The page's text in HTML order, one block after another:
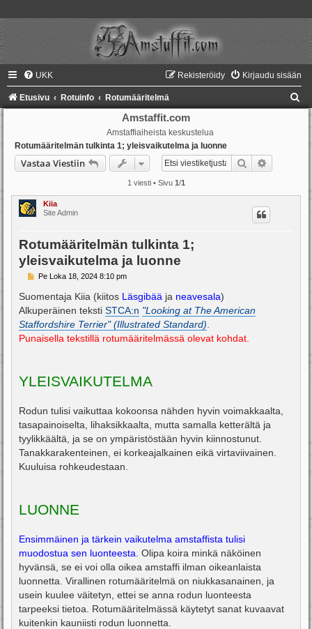
UKK Kirjaudu sisään
Rekisteröidy
Etusivu Rotuinfo Rotumääritelmä
Amstaffit.com
Amstaffiaiheista keskustelua
Rotumääritelmän tulkinta 1; yleisvaikutelma ja luonne
Vastaa Viestiin Etsi
1 viesti • Sivu 1/1
Kiia
Site Admin
Rotumääritelmän tulkinta 1;
yleisvaikutelma ja luonne
V
e
t
i
Pe Loka 18, 2024 8:10 pm
Suomentaja Kiia (kiitos Läsgibää ja neavesala)
Alkuperäinen teksti STCA:n "Looking at The American
Staffordshire Terrier" (Illustrated Standard)
Punaisella tekstillä rotumääritelmässä olevat kohdat.
YLEISVAIKUTELMA
Rodun tulisi vaikuttaa kokoonsa nähden hyvin voimakkaalta,
tasapainoiselta, lihaksikkaalta, mutta samalla ketterältä ja
tyylikkäältä, ja se on ympäristöstään hyvin kiinnostunut.
Tanakkarakenteinen, ei korkeajalkainen eikä virtaviivainen.
Kuuluisa rohkeudestaan.
LUONNE
Ensimmäinen ja tärkein vaikutelma amstaffista tulisi
muodostua sen luonteesta. Olipa koira minkä näköinen
hyvänsä, se ei voi olla oikea amstaffi ilman oikeanlaista
luonnetta. Virallinen rotumääritelmä on niukkasanainen, ja
usein kuulee väitetyn, ettei se anna rodun luonteesta
tarpeeksi tietoa. Rotumääritelmässä käytetyt sanat kuvaavat
kuitenkin kauniisti rodun luonnetta.